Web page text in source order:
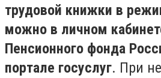
трудовой книжки в
можно в личном
Пенсионного фонда
портале госуслуг. При